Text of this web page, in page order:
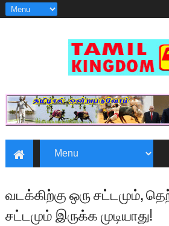
வடக்கிற்கு ஒரு சட்டமும்,
சட்டமும் இருக்க முடியாது!